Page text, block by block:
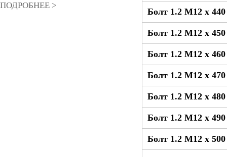
Болт 1.2 М12 x
Болт 1.2 М12 x
Болт 1.2 М12 x
Болт 1.2 М12 x
Болт 1.2 М12 x
Болт 1.2 М12 x
Болт 1.2 М12 x
ПОДРОБНЕЕ >